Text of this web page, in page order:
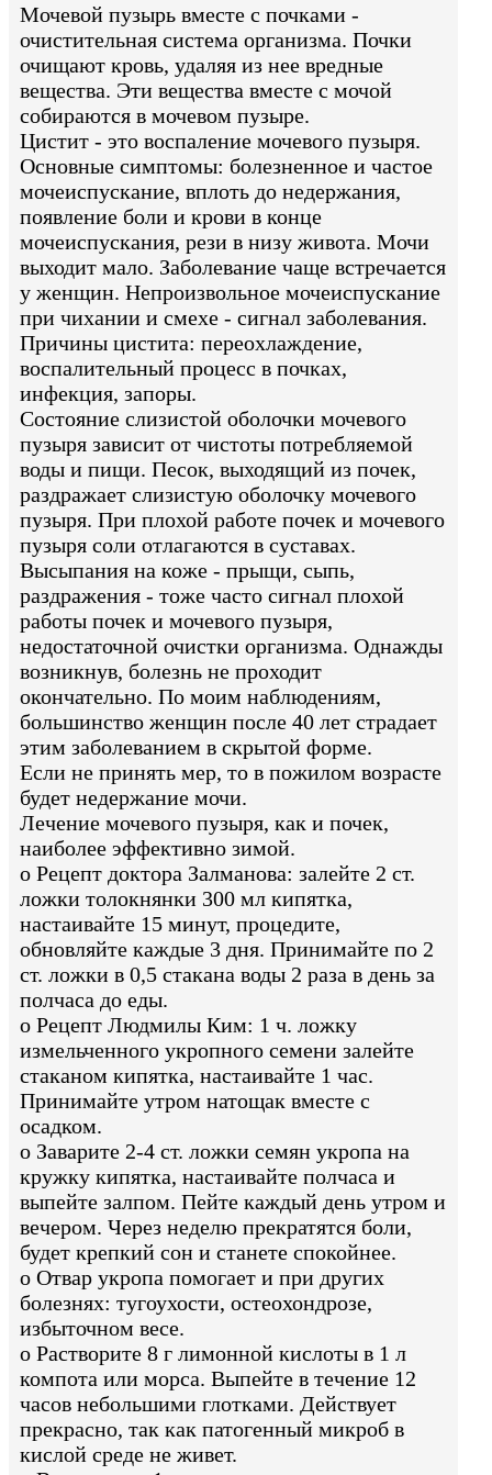
Мочевой пузырь вместе с почками -
очистительная система организма. Почки
очищают кровь, удаляя из нее вредные
вещества. Эти вещества вместе с мочой
собираются в мочевом пузыре.
Цистит - это воспаление мочевого пузыря.
Основные симптомы: болезненное и частое
мочеиспускание, вплоть до недержания,
появление боли и крови в конце
мочеиспускания, рези в низу живота. Мочи
выходит мало. Заболевание чаще встречается
у женщин. Непроизвольное мочеиспускание
при чихании и смехе - сигнал заболевания.
Причины цистита: переохлаждение,
воспалительный процесс в почках,
инфекция, запоры.
Состояние слизистой оболочки мочевого
пузыря зависит от чистоты потребляемой
воды и пищи. Песок, выходящий из почек,
раздражает слизистую оболочку мочевого
пузыря. При плохой работе почек и мочевого
пузыря соли отлагаются в суставах.
Высыпания на коже - прыщи, сыпь,
раздражения - тоже часто сигнал плохой
работы почек и мочевого пузыря,
недостаточной очистки организма. Однажды
возникнув, болезнь не проходит
окончательно. По моим наблюдениям,
большинство женщин после 40 лет страдает
этим заболеванием в скрытой форме.
Если не принять мер, то в пожилом возрасте
будет недержание мочи.
Лечение мочевого пузыря, как и почек,
наиболее эффективно зимой.
o Рецепт доктора Залманова: залейте 2 ст.
ложки толокнянки 300 мл кипятка,
настаивайте 15 минут, процедите,
обновляйте каждые 3 дня. Принимайте по 2
ст. ложки в 0,5 стакана воды 2 раза в день за
полчаса до еды.
o Рецепт Людмилы Ким: 1 ч. ложку
измельченного укропного семени залейте
стаканом кипятка, настаивайте 1 час.
Принимайте утром натощак вместе с
осадком.
o Заварите 2-4 ст. ложки семян укропа на
кружку кипятка, настаивайте полчаса и
выпейте залпом. Пейте каждый день утром и
вечером. Через неделю прекратятся боли,
будет крепкий сон и станете спокойнее.
o Отвар укропа помогает и при других
болезнях: тугоухости, остеохондрозе,
избыточном весе.
o Растворите 8 г лимонной кислоты в 1 л
компота или морса. Выпейте в течение 12
часов небольшими глотками. Действует
прекрасно, так как патогенный микроб в
кислой среде не живет.